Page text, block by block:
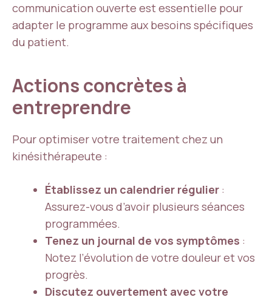
communication ouverte est essentielle pour
adapter le programme aux besoins spécifiques
du patient.
Actions concrètes à
entreprendre
Pour optimiser votre traitement chez un
kinésithérapeute :
Établissez un calendrier régulier :
Assurez-vous d’avoir plusieurs séances
programmées.
Tenez un journal de vos symptômes :
Notez l’évolution de votre douleur et vos
progrès.
Discutez ouvertement avec votre